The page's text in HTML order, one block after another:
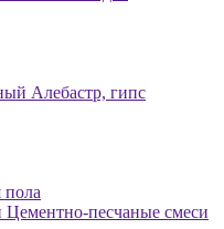
Алебастр, гипс
пола
Цементно-песчаные смеси